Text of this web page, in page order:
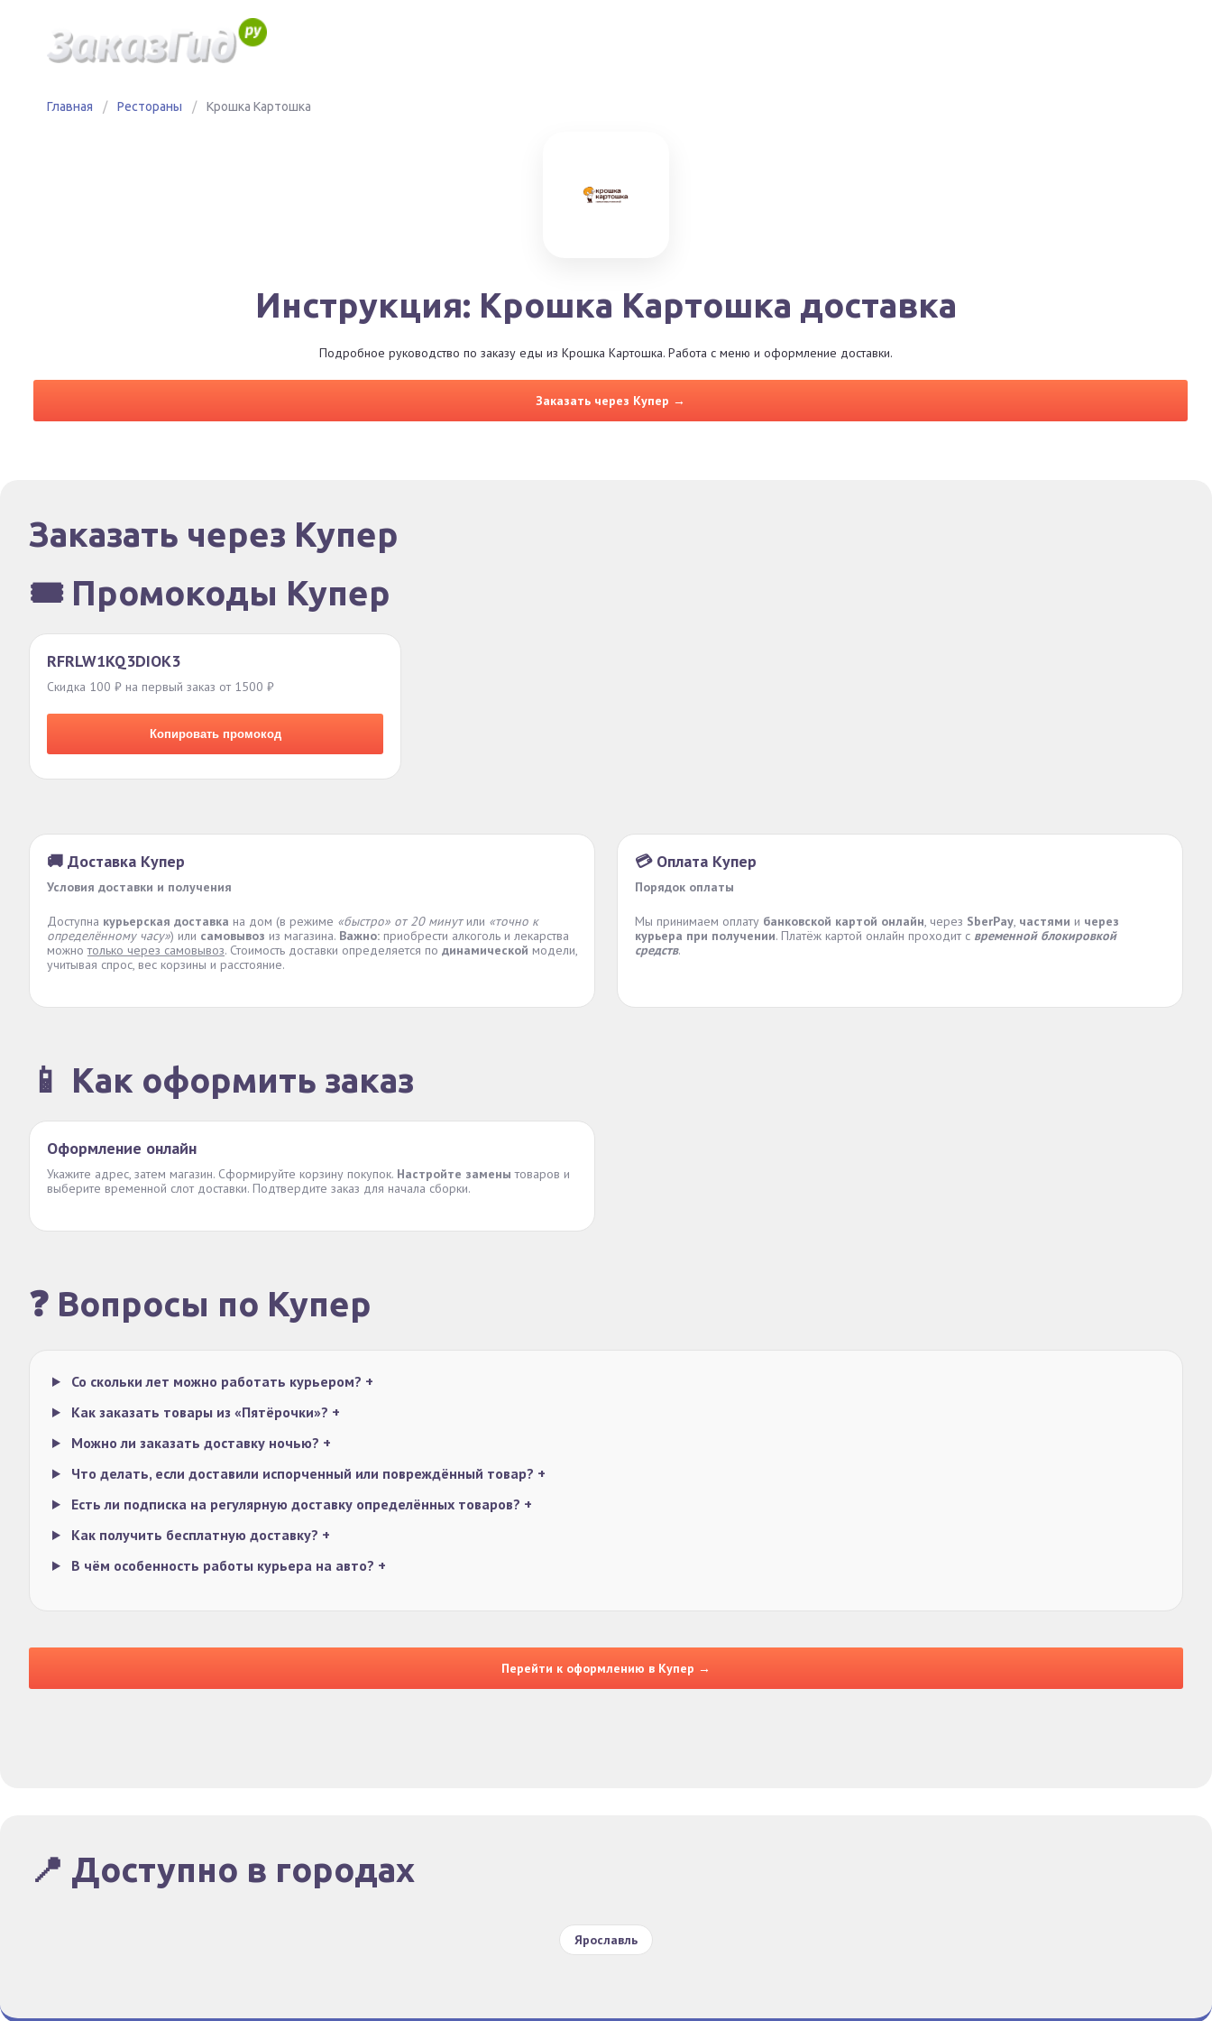
Главная / Рестораны / Крошка Картошка
Инструкция: Крошка Картошка доставка
Подробное руководство по заказу еды из Крошка Картошка. Работа с меню и оформление доставки.
Заказать через Купер →
Заказать через Купер
🎟️ Промокоды Купер
RFRLW1KQ3DIOK3
Скидка 100 ₽ на первый заказ от 1500 ₽
Копировать промокод
🚚 Доставка Купер
Условия доставки и получения
Доступна курьерская доставка на дом (в режиме «быстро» от 20 минутили «точно к
определённому часу») или самовывоз из магазина. Важно: приобрести алкоголь и лекарства
можнотолько через самовывоз. Стоимость доставки определяется по динамической модели,
учитывая спрос, вес корзины и расстояние.
💳 Оплата Купер
Порядок оплаты
Мы принимаем оплату банковской картой онлайн, через SberPay, частями и через
курьера при получении. Платёж картой онлайн проходит с временной блокировкой
средств.
📱 Как оформить заказ
Оформление онлайн
Укажите адрес, затем магазин. Сформируйте корзину покупок. Настройте замены товаров и
выберите временной слот доставки. Подтвердите заказ для начала сборки.
❓ Вопросы по Купер
Со скольки лет можно работать курьером? +
Как заказать товары из «Пятёрочки»? +
Можно ли заказать доставку ночью? +
Что делать, если доставили испорченный или повреждённый товар? +
Есть ли подписка на регулярную доставку определённых товаров? +
Как получить бесплатную доставку? +
В чём особенность работы курьера на авто? +
Перейти к оформлению в Купер →
📍 Доступно в городах
Ярославль